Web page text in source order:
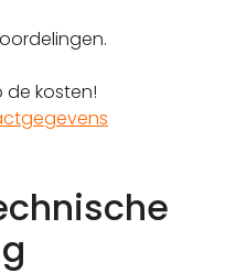
de kosten!